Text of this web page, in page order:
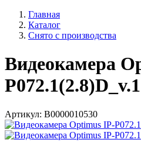
Главная
Каталог
Снято с производства
Видеокамера
P072.1(2.8)D_v.1
Артикул: В0000010530